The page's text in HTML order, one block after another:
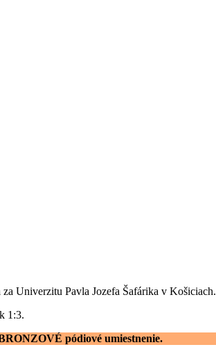
za Univerzitu Pavla Jozefa Šafárika v Košiciach.
1:3.
pódiové umiestnenie.